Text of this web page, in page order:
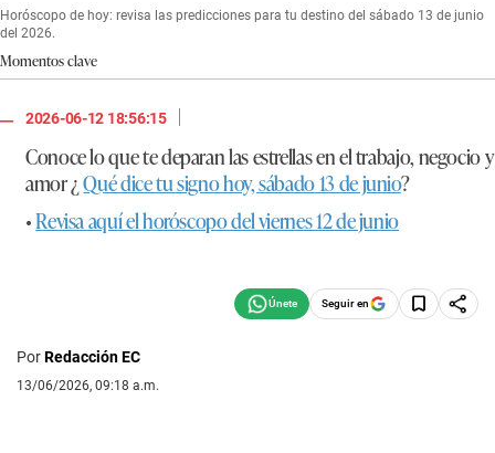
Horóscopo de hoy: revisa las predicciones para tu destino del sábado 13 de junio
del 2026.
Momentos clave
2026-06-12 18:56:15
|
Conoce lo que te deparan las estrellas en el trabajo, negocio y
amor ¿Qué dice tu signo hoy, sábado 13 de junio?
•Revisa aquí el horóscopo del viernes 12 de junio
Seguir en
PorRedacción EC
13/06/2026, 09:18 a.m.